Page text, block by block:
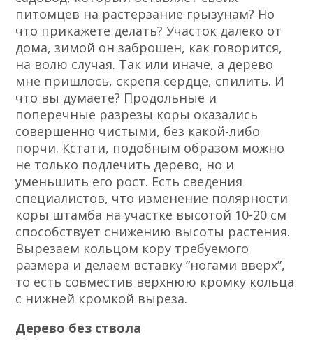
питомцев на растерзание грызунам? Но
что прикажете делать? Участок далеко от
дома, зимой он заброшен, как говорится,
на волю случая. Так или иначе, а дерево
мне пришлось, скрепя сердце, спилить. И
что вы думаете? Продольные и
поперечные разрезы коры оказались
совершенно чистыми, без какой-либо
порчи. Кстати, подобным образом можно
не только подлечить дерево, но и
уменьшить его рост. Есть сведения
специалистов, что изменение полярности
коры штамба на участке высотой 10-20 см
способствует снижению высоты растения.
Вырезаем кольцом кору требуемого
размера и делаем вставку “ногами вверх”,
то есть совместив верхнюю кромку кольца
с нижней кромкой выреза.
Дерево без ствола